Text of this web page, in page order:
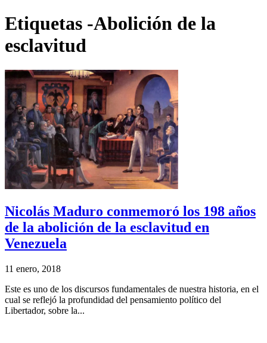
Etiquetas -Abolición de la
esclavitud
Nicolás Maduro conmemoró los 198 años
de la abolición de la esclavitud en
Venezuela
11 enero, 2018
Este es uno de los discursos fundamentales de nuestra historia, en el
cual se reflejó la profundidad del pensamiento político del
Libertador, sobre la...